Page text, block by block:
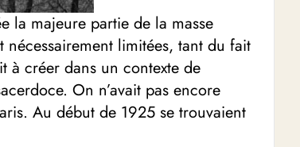
la majeure partie de la masse
limitées, tant du fait
à créer dans un contexte de
On n’avait pas encore
Au début de 1925 se trouvaient